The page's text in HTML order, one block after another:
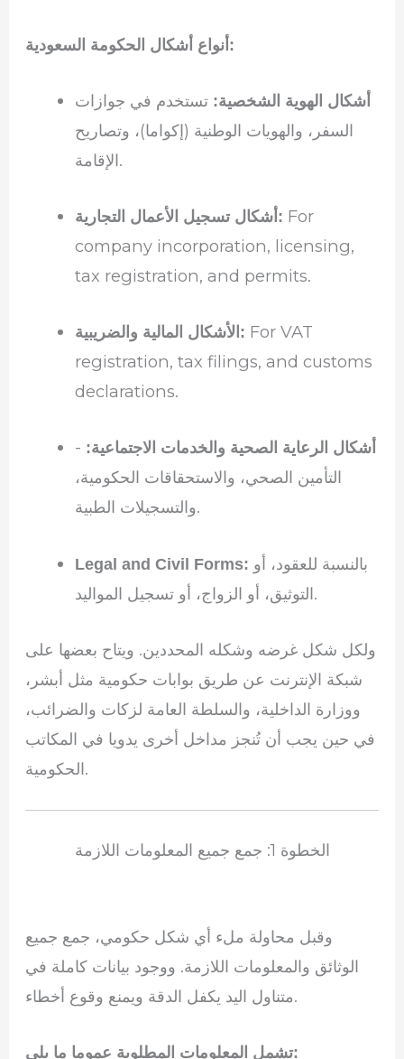
أنواع أشكال الحكومة السعودية:
أشكال الهوية الشخصية: تستخدم في جوازات
السفر، والهويات الوطنية (إكواما)، وتصاريح
الإقامة.
أشكال تسجيل الأعمال التجارية: For
company incorporation, licensing,
tax registration, and permits.
الأشكال المالية والضريبية: For VAT
registration, tax filings, and customs
declarations.
أشكال الرعاية الصحية والخدمات الاجتماعية: -
التأمين الصحي، والاستحقاقات الحكومية،
والتسجيلات الطبية.
Legal and Civil Forms:
التوثيق، أو الزواج، أو تسجيل المواليد.
ولكل شكل غرضه وشكله المحددين. ويتاح بعضها على
شبكة الإنترنت عن طريق بوابات حكومية مثل أبشر،
ووزارة الداخلية، والسلطة العامة لزكات والضرائب،
في حين يجب أن تُنجز مداخل أخرى يدويا في المكاتب
الحكومية.
الخطوة 1: جمع جميع المعلومات اللازمة
وقبل محاولة ملء أي شكل حكومي، جمع جميع
الوثائق والمعلومات اللازمة. ووجود بيانات كاملة في
متناول اليد يكفل الدقة ويمنع وقوع أخطاء.
تشمل المعلومات المطلوبة عموما ما يلي: